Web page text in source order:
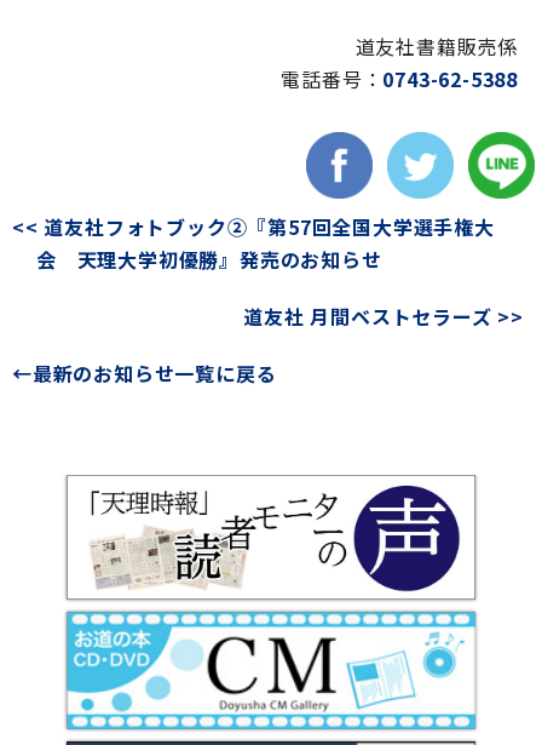
道友社書籍販売係
電話番号： 0743-62-5388
<< 道友社フォトブック②『第57回全国大学選手権大
会 天理大学初優勝』発売のお知らせ
道友社 月間ベストセラーズ >>
←最新のお知らせ一覧に戻る